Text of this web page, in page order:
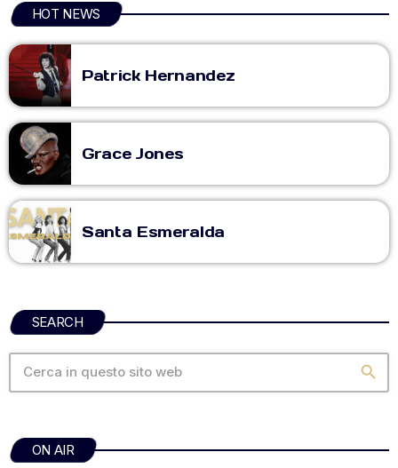
HOT NEWS
Patrick Hernandez
Grace Jones
Santa Esmeralda
SEARCH
search
ON AIR